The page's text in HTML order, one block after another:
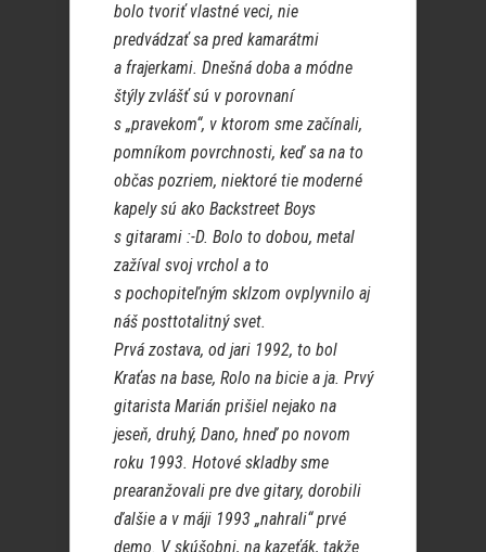
bolo tvoriť vlastné veci, nie
predvádzať sa pred kamarátmi
a frajerkami. Dnešná doba a módne
štýly zvlášť sú v porovnaní
s „pravekom“, v ktorom sme začínali,
pomníkom povrchnosti, keď sa na to
občas pozriem, niektoré tie moderné
kapely sú ako Backstreet Boys
s gitarami :-D. Bolo to dobou, metal
zažíval svoj vrchol a to
s pochopiteľným sklzom ovplyvnilo aj
náš posttotalitný svet.
Prvá zostava, od jari 1992, to bol
Kraťas na base, Rolo na bicie a ja. Prvý
gitarista Marián prišiel nejako na
jeseň, druhý, Dano, hneď po novom
roku 1993. Hotové skladby sme
prearanžovali pre dve gitary, dorobili
ďalšie a v máji 1993 „nahrali“ prvé
demo. V skúšobni, na kazeťák, takže